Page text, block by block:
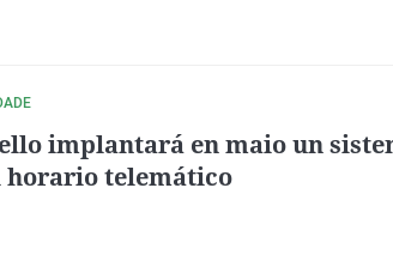
implantará en maio un
horario telemático